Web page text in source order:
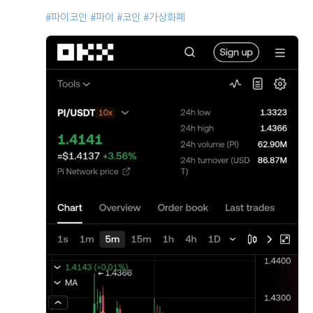
#파이코인 #파이 #코인 #가상화폐